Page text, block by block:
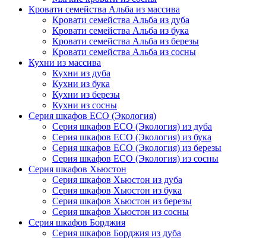
Кровати семейства Альба из массива
Кровати семейства Альба из дуба
Кровати семейства Альба из бука
Кровати семейства Альба из березы
Кровати семейства Альба из сосны
Кухни из массива
Кухни из дуба
Кухни из бука
Кухни из березы
Кухни из сосны
Серия шкафов ECO (Экология)
Серия шкафов ECO (Экология) из дуба
Серия шкафов ECO (Экология) из бука
Серия шкафов ECO (Экология) из березы
Серия шкафов ECO (Экология) из сосны
Серия шкафов Хьюстон
Серия шкафов Хьюстон из дуба
Серия шкафов Хьюстон из бука
Серия шкафов Хьюстон из березы
Серия шкафов Хьюстон из сосны
Серия шкафов Борджия
Серия шкафов Борджия из дуба